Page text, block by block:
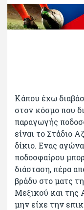
Κάπου έχω
στον κόσμο που
παραγωγής
είναι το Στάδιο
δίκιο. Ενας
ποδοσφαίρου
διάσταση, πέρα
βράδυ στο ματς
Μεξικού και της
μην είχε την